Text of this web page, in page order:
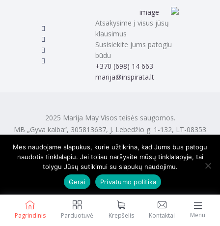
Pagrindinis Parduotuvė Krepšelis Kontaktai Menu
Atsakysime į visus jūsų
klausimus
Susisiekite jums patogiu
būdu
‭+370 (698) 14 663
marija@inspirata.lt
2025 Marija May Visos teisės saugomos.
MB „Gyva kalba“, 305813637, J. Lebedžio g. 1-132, LT-08353
Mes naudojame slapukus, kurie užtikrina, kad Jums bus patogu
naudotis tinklalapiu. Jei toliau naršysite mūsų tinklalapyje, tai
tolygu Jūsų sutikimui su slapukų naudojimu.
Gerai
Privatumo politika